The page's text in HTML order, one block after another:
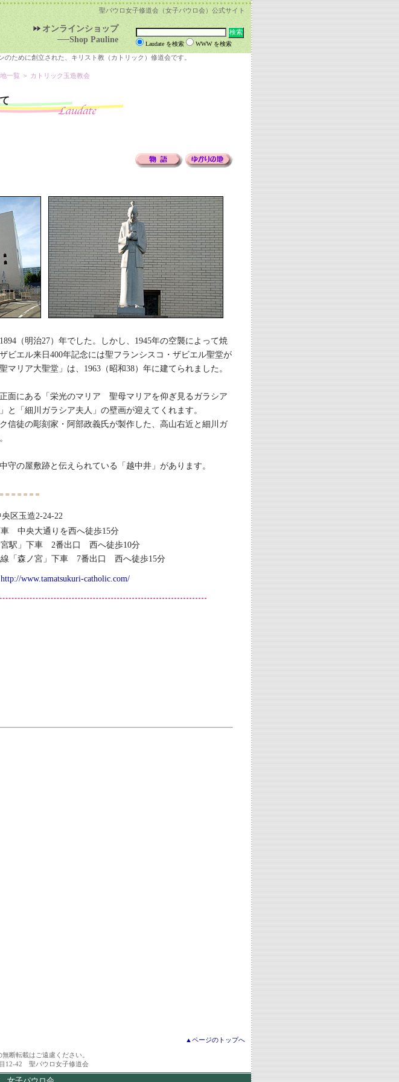
聖パウロ女子修道会（女子パウロ会）公式サイト
オンラインショップ
──Shop Pauline
Laudate を検索 WWW を検索
ために創立された、キリスト教（カトリック）修道会です。
一覧 ＞ カトリック玉造教会
（明治27）年でした。しかし、1945年の空襲によって焼
ビエル来日400年記念には聖フランシスコ・ザビエル聖堂が
リア大聖堂」は、1963（昭和38）年に建てられました。
面にある「栄光のマリア 聖母マリアを仰ぎ見るガラシア
と「細川ガラシア夫人」の壁画が迎えてくれます。
信徒の彫刻家・阿部政義氏が製作した、高山右近と細川ガ
の屋敷跡と伝えられている「越中井」があります。
区玉造2-24-22
車 中央大通りを西へ徒歩15分
下車 2番出口 西へ徒歩10分
ノ宮」下車 7番出口 西へ徒歩15分
http://www.tamatsukuri-catholic.com/
▲ページのトップへ
断転載はご遠慮ください。
12-42 聖パウロ女子修道会